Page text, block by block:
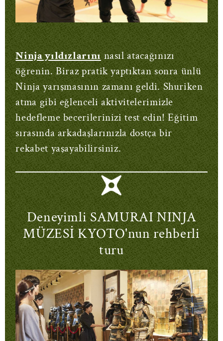
Ninja yıldızlarını nasıl atacağınızı
öğrenin. Biraz pratik yaptıktan sonra ünlü
Ninja yarışmasının zamanı geldi. Shuriken
atma gibi eğlenceli aktivitelerimizle
hedefleme becerilerinizi test edin! Eğitim
sırasında arkadaşlarınızla dostça bir
rekabet yaşayabilirsiniz.
Deneyimli SAMURAI NINJA
MÜZESİ KYOTO'nun rehberli
turu